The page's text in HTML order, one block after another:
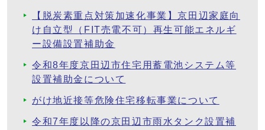
【脱炭素重点対策加速化事業】京田辺家庭向
け自立型（FIT売電不可）再生可能エネルギ
ー設備設置補助金
令和8年度京田辺市住宅用蓄電池システム等
設置補助金について
がけ地近接等危険住宅移転事業について
令和7年度以降の京田辺市雨水タンク設置補